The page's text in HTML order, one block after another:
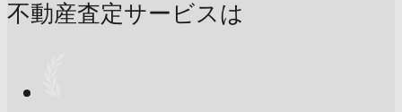
不動産査定サービスは